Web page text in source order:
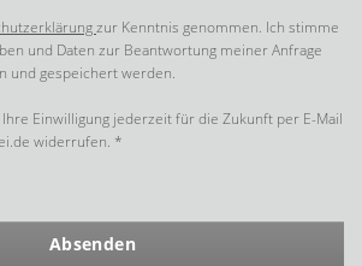
zur Kenntnis genommen. Ich stimme
und Daten zur Beantwortung meiner Anfrage
und gespeichert werden.
Einwilligung jederzeit für die Zukunft per E-Mail
widerrufen. *
Absenden